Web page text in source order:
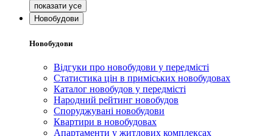
Новобудови
Новобудови
Відгуки про новобудови у передмісті
Статистика цін в приміських новобудовах
Каталог новобудов у передмісті
Народний рейтинг новобудов
Споруджувані новобудови
Квартири в новобудовах
Апартаменти у житлових комплексах